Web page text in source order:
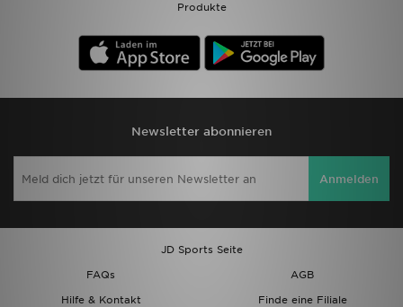
Produkte
Newsletter abonnieren
Anmelden
JD Sports Seite
FAQs
AGB
Hilfe & Kontakt
Finde eine Filiale
Hilfe & Kontakt
Geschenkgutschein
Blog